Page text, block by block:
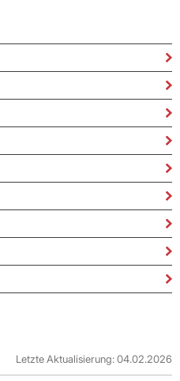
Letzte Aktualisierung: 04.02.2026